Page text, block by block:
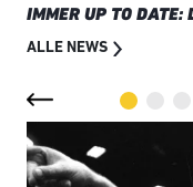
IMMER UP TO DATE:
ALLE NEWS